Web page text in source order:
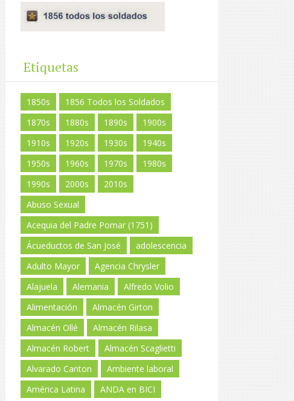
Etiquetas
1850s
1856 Todos los Soldados
1870s
1880s 1890s
1900s
1910s
1920s 1930s
1940s
1950s
1960s 1970s
1980s
1990s
2000s
2010s
Abuso Sexual
Acequia del Padre Pomar (1751)
Ácueductos de San José
adolescencia
Adulto Mayor
Agencia Chrysler
Alajuela
Alemania
Alfredo Volio
Alimentación
Almacén Girton
Almacén Ollé
Almacén Rilasa
Almacén Robert
Almacén Scaglietti
Alvarado Canton
Ambiente laboral
América Latina
ANDA en BICI